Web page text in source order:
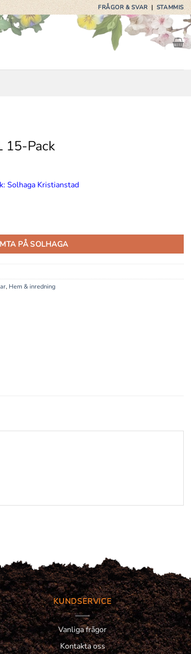
FRÅGOR & SVAR|STAMMIS
15-Pack
Solhaga Kristianstad
PÅ SOLHAGA
, Hem & inredning
KUNDSERVICE
Vanliga frågor
Kontakta oss